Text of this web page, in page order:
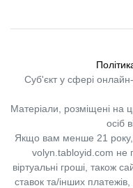
Суб'єкт у сфері
Матеріали, розміщені на
осіб
Якщо вам менше 21 року,
volyn.tabloyid.com не
віртуальні гроші, також
ставок та/інших платежів,